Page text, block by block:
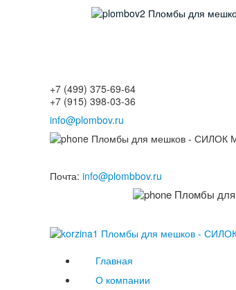
+7 (499) 375-69-64
+7 (915) 398-03-36
info@plombov.ru
Почта: info@plombbov.ru
Главная
О компании